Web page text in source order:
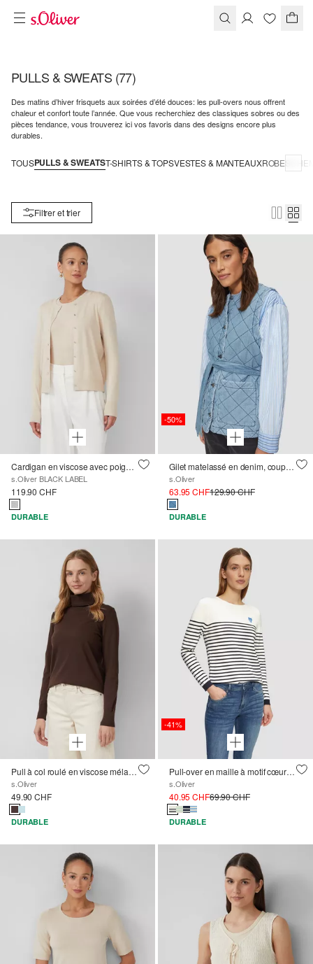
PULLS & SWEATS (77)
Des matins d’hiver frisquets aux soirées d’été douces: les pull-overs nous offrent
chaleur et confort toute l’année. Que vous recherchiez des classiques sobres ou des
pièces tendance, vous trouverez ici vos favoris dans des designs encore plus
durables.
TOUSPULLS & SWEATST-SHIRTS & TOPSVESTES & MANTEAUXROBES
Filtrer et trier
Cardigan en viscose avec poignets pailletés
s.Oliver BLACK LABEL
119.90 CHF
DURABLE
-50%
Gilet matelassé en denim, coupe Relaxed Fit
s.Oliver
63.95 CHF129.90 CHF
DURABLE
Pull à col roulé en viscose mélangée
s.Oliver
49.90 CHF
DURABLE
-41%
Pull-over en maille à motif cœur brodé
s.Oliver
40.95 CHF69.90 CHF
DURABLE